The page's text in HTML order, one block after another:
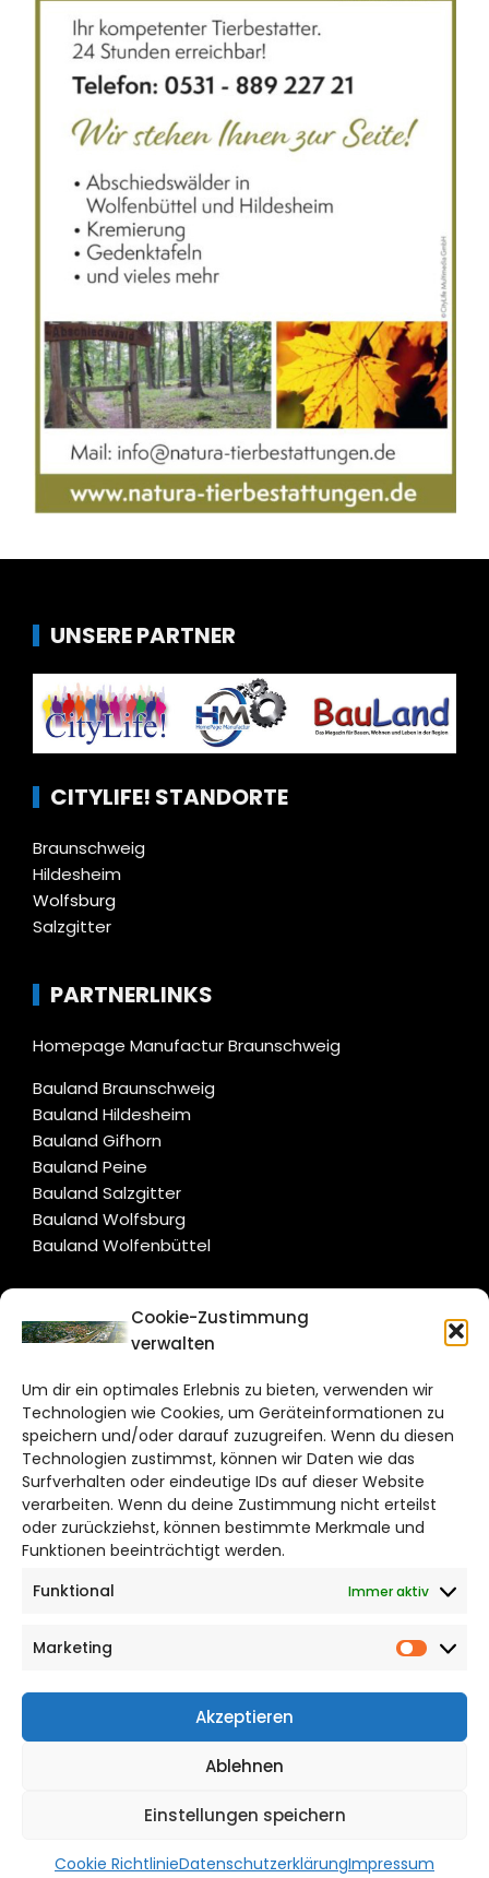
Cookie-Zustimmung
verwalten
Um dir ein optimales Erlebnis zu bieten, verwenden wir
Technologien wie Cookies, um Geräteinformationen zu
speichern und/oder darauf zuzugreifen. Wenn du diesen
Technologien zustimmst, können wir Daten wie das
Surfverhalten oder eindeutige IDs auf dieser Website
verarbeiten. Wenn du deine Zustimmung nicht erteilst
oder zurückziehst, können bestimmte Merkmale und
Funktionen beeinträchtigt werden.
Funktional
Immer aktiv
Marketing
Akzeptieren
Ablehnen
Einstellungen speichern
Cookie RichtlinieDatenschutzerklärungImpressum
UNSERE PARTNER
CITYLIFE! STANDORTE
Braunschweig
Hildesheim
Wolfsburg
Salzgitter
PARTNERLINKS
Homepage Manufactur Braunschweig
Bauland Braunschweig
Bauland Hildesheim
Bauland Gifhorn
Bauland Peine
Bauland Salzgitter
Bauland Wolfsburg
Bauland Wolfenbüttel
CITYLIFE!
Bruchtorwall 12
38100 Braunschweig
Telefon: 0531 387220 – 65
DAS STADTMAGAZIN FÜR
WOLFSBURG
Impressum
Cookie Richtlinie
CITYLIFE! BEI FACEBOOK
WordPress Theme |Viralby HashThemes